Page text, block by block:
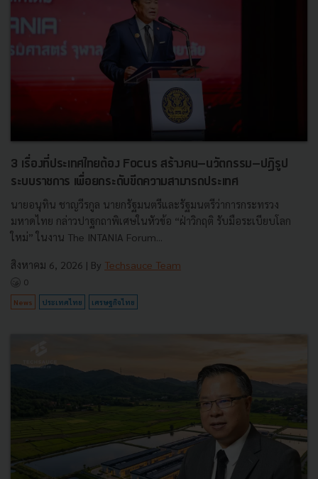
3 เรื่องที่ประเทศไทยต้อง Focus สร้างคน–นวัตกรรม–ปฏิรูป
ระบบราชการ เพื่อยกระดับขีดความสามารถประเทศ
นายอนุทิน ชาญวีรกูล นายกรัฐมนตรีและรัฐมนตรีว่าการกระทรวง
มหาดไทย กล่าวปาฐกถาพิเศษในหัวข้อ “ฝ่าวิกฤติ รับมือระเบียบโลก
ใหม่” ในงาน The INTANIA Forum...
สิงหาคม 6, 2026 | By Techsauce Team
0
News ประเทศไทย เศรษฐกิจไทย